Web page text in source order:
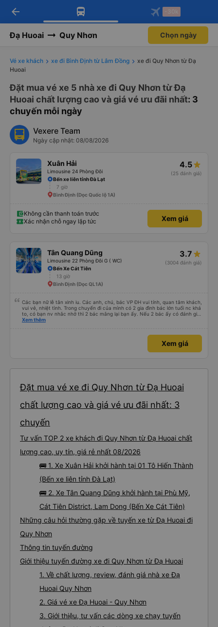
Tải app Vexere ngay!
Nhận ưu đãi thành viên độc
Mở app
Tải app Vexere
-30k/ghế khi đặt vé máy bay qua
Mở app
arrow_back -30k
Đạ Huoai Quy Nhơn Chọn ngày
Vé xe khách xe đi Bình Định từ Lâm Đồng
xe đi Quy Nhơn từ Đạ
Huoai
Đặt mua vé xe 5 nhà xe đi Quy Nhơn từ Đạ
Huoai chất lượng cao và giá vé ưu đãi nhất: 3
chuyến mỗi ngày
Vexere Team
Ngày cập nhật: 08/08/2026
Xuân Hải
Limousine 24 Phòng Đôi
4.5
(25 đánh giá)
Bến xe liên tỉnh Đà Lạt
7 giờ
Bình Định (Dọc Quốc lộ 1A)
Không cần thanh toán trước
Xác nhận chỗ ngay lập tức
Xem giá
Tân Quang Dũng
Limousine 22 Phòng Đôi G ( WC)
3.7
(3004 đánh giá)
Bến Xe Cát Tiên
13 giờ
Bình Định (Dọc QL1A)
Các bạn nữ lễ tân xinh iu. Các anh, chú, bác VP ĐH vui tính, quan tâm khách,
vui vẻ, nhiệt tình. Trong chuyến đi của mình có 2 gia đình bác lớn tuổi nc khá
to, có bạn nv nhắc nhở thì 2 bác mắng lại bạn ấy. Nếu 2 bác ấy có đánh giá
xấu thì mình ngược lại nha. Bạn ấy nhắc nhở rất đúng. 2 bác nói rất to. To
bạn ấy nha. Nếu bạn ấy bị trừ thì bảo bạn ấy liên hệ sđt của mình, mình hỗ
trợ ạ. Số mình đuôi 666, chuyến ĐH-NT ngày 16/1. À các bạn nữ lễ tân xinh
iu còn đổi cho mình phòng đơn sang đôi xong còn note là (một mình) yêu
Xem thêm
Xem giá
Đặt mua vé xe đi Quy Nhơn từ Đạ Huoai
chất lượng cao và giá vé ưu đãi nhất: 3
chuyến
Tư vấn TOP 2 xe khách đi Quy Nhơn từ Đạ Huoai chất
lượng cao, uy tín, giá rẻ nhất 08/2026
🚌 1. Xe Xuân Hải khởi hành tại 01 Tô Hiến Thành
(Bến xe liên tỉnh Đà Lạt)
🚌 2. Xe Tân Quang Dũng khởi hành tại Phù Mỹ,
Cát Tiên District, Lam Dong (Bến Xe Cát Tiên)
Những câu hỏi thường gặp về tuyến xe từ Đạ Huoai đi
Quy Nhơn
Thông tin tuyến đường
Giới thiệu tuyến đường xe đi Quy Nhơn từ Đạ Huoai
1. Về chất lượng, review, đánh giá nhà xe Đạ
Huoai Quy Nhơn
2. Giá vé xe Đạ Huoai - Quy Nhơn
3. Giới thiệu, tư vấn các dòng xe chạy tuyến